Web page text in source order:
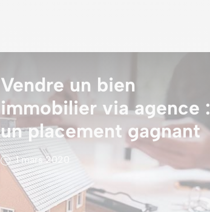
Vendre un bien
immobilier via agence :
un placement gagnant
1 mars 2020